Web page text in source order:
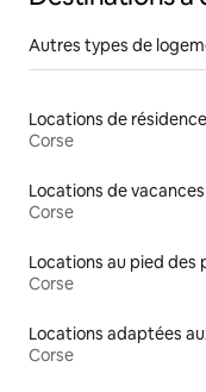
Autres types de
Corse
Corse
Locations au pied des
Corse
Corse